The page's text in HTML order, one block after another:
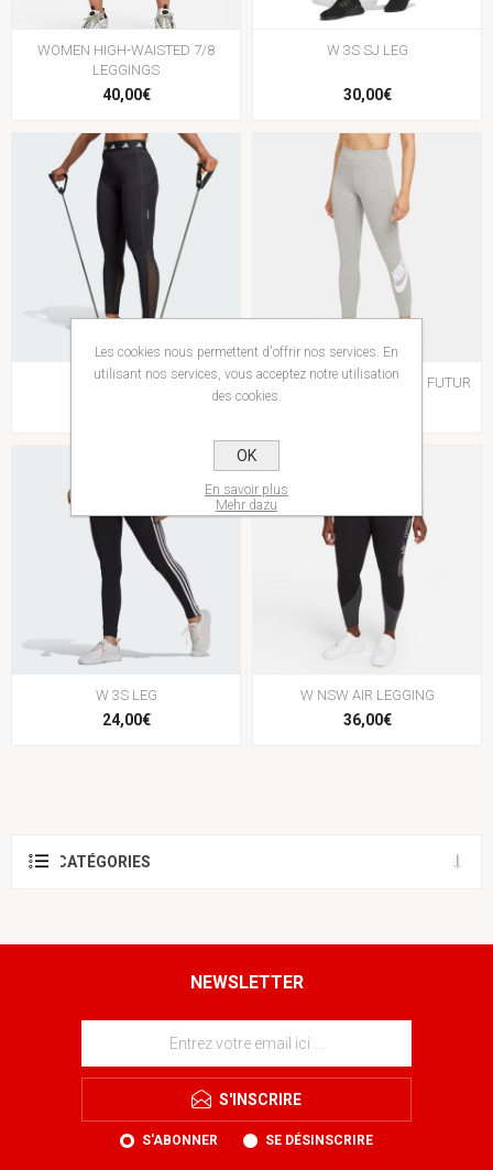
WOMEN HIGH-WAISTED 7/8
LEGGINGS
40,00€
W 3S SJ LEG
30,00€
TF STASH 1/1 L W NSW ESSENTL LGGNG FUTUR
W 3S LEG
24,00€
W NSW AIR LEGGING
36,00€
CATÉGORIES
NEWSLETTER
S'INSCRIRE
S'ABONNER SE DÉSINSCRIRE
Les cookies nous permettent d'offrir nos services. En
utilisant nos services, vous acceptez notre utilisation
des cookies.
OK
En savoir plus
Mehr dazu